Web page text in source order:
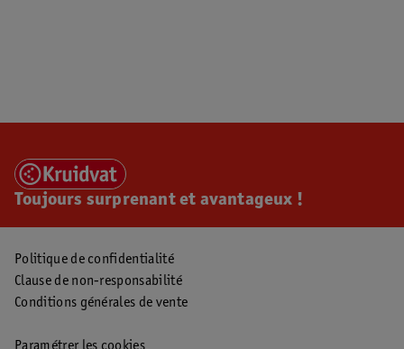
Toujours surprenant et avantageux !
Politique de confidentialité
Clause de non-responsabilité
Conditions générales de vente